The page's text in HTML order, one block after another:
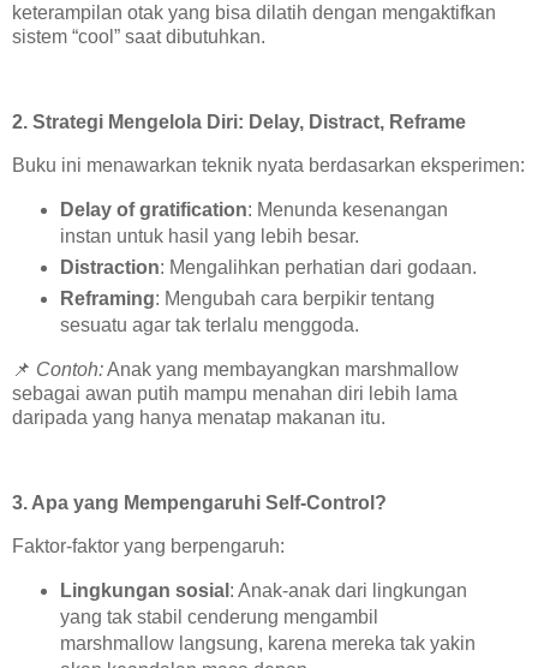
keterampilan otak yang bisa dilatih dengan mengaktifkan
sistem “cool” saat dibutuhkan.
2. Strategi Mengelola Diri: Delay, Distract, Reframe
Buku ini menawarkan teknik nyata berdasarkan eksperimen:
Delay of gratification: Menunda kesenangan
instan untuk hasil yang lebih besar.
Distraction: Mengalihkan perhatian dari godaan.
Reframing: Mengubah cara berpikir tentang
sesuatu agar tak terlalu menggoda.
📌 Contoh:Anak yang membayangkan marshmallow
sebagai awan putih mampu menahan diri lebih lama
daripada yang hanya menatap makanan itu.
3. Apa yang Mempengaruhi Self-Control?
Faktor-faktor yang berpengaruh:
Lingkungan sosial : Anak-anak dari lingkungan
yang tak stabil cenderung mengambil
marshmallow langsung, karena mereka tak yakin